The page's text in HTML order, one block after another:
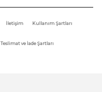
İletişim Kullanım Şartları
Teslimat ve İade Şartları